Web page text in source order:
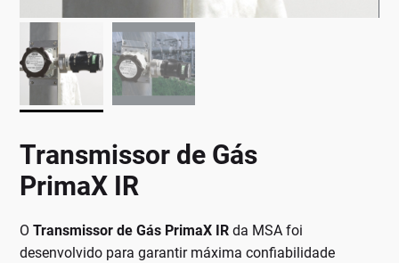
Transmissor de Gás
PrimaX IR
OTransmissor de Gás PrimaX IR da MSA foi
desenvolvido para garantir máxima confiabilidade